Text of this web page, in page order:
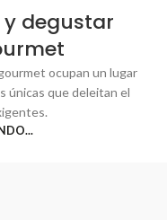
degustar
ocupan un lugar
únicas que deleitan el